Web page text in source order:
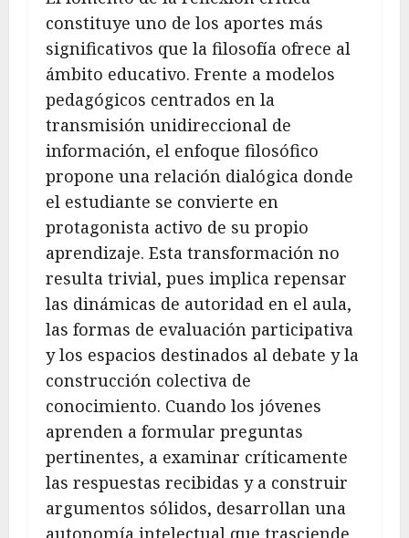
constituye uno de los aportes más
significativos que la filosofía ofrece al
ámbito educativo. Frente a modelos
pedagógicos centrados en la
transmisión unidireccional de
información, el enfoque filosófico
propone una relación dialógica donde
el estudiante se convierte en
protagonista activo de su propio
aprendizaje. Esta transformación no
resulta trivial, pues implica repensar
las dinámicas de autoridad en el aula,
las formas de evaluación participativa
y los espacios destinados al debate y la
construcción colectiva de
conocimiento. Cuando los jóvenes
aprenden a formular preguntas
pertinentes, a examinar críticamente
las respuestas recibidas y a construir
argumentos sólidos, desarrollan una